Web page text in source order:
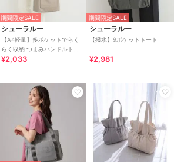
期間限定SALE
シューラルー
【A4軽量】多ポケットでらく
らく収納 つまみハンドルトー
トバッグ
¥2,033
期間限定SALE
シューラルー
【撥水】9ポケットトート
¥2,981